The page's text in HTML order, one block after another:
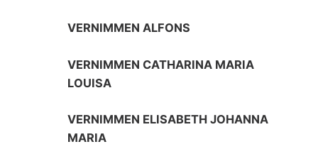
VERNIMMEN ALFONS
VERNIMMEN CATHARINA MARIA
LOUISA
VERNIMMEN ELISABETH JOHANNA
MARIA